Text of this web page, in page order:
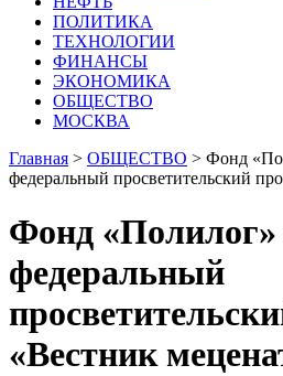
ПОЛИТИКА
ТЕХНОЛОГИИ
ФИНАНСЫ
ЭКОНОМИКА
ОБЩЕСТВО
МОСКВА
Главная > ОБЩЕСТВО > Фонд
федеральный просветительский
Фонд «Полилог»
федеральный
«Вестник